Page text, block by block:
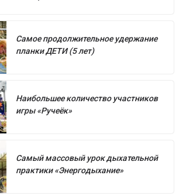
Самое продолжительное удержание
планки ДЕТИ (5 лет)
Наибольшее количество участников
игры «Ручеёк»
Самый массовый урок дыхательной
практики «Энергодыхание»